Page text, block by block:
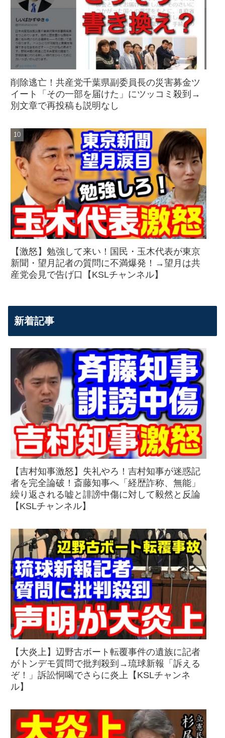
削除逃亡！共産党千葉県副委員長の災害募金ツ
イート「その一部を届けた」にツッコミ殺到→
別文章で再投稿も説明なし
【激怒】勉強して来い！国民・玉木代表が東京
新聞・望月記者の質問に不満爆発！→望月は共
産党会見で告げ口【KSLチャンネル】
新着記事
【吉村知事激怒】失礼やろ！吉村知事が迷惑記
者を完全論破！斎藤知事へ「経歴詐称、無能」
繰り返される嘘と誹謗中傷に対して毅然と反論
【KSLチャンネル】
【大炎上】辺野古ボート転覆事件の遺族に記者
がトンデモ質問で批判殺到→琉球新報「訴える
ぞ！」訴訟恫喝でさらに炎上【KSLチャンネ
ル】